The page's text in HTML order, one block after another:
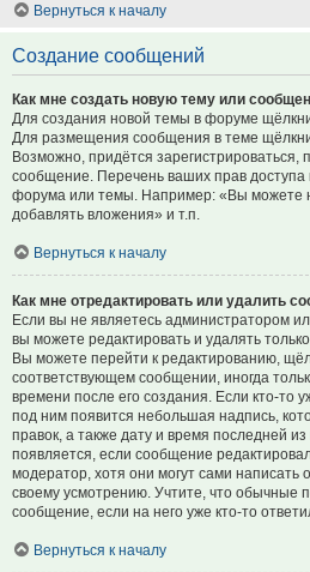
Вернуться к началу
Создание сообщений
Как мне создать новую тему или
Для создания новой темы в форуме
Для размещения сообщения в теме
Возможно, придётся зарегистрироваться,
сообщение. Перечень ваших прав доступа
форума или темы. Например: «Вы можете
добавлять вложения» и т.п.
Вернуться к началу
Как мне отредактировать или удалить
Если вы не являетесь администратором
вы можете редактировать и удалять
Вы можете перейти к редактированию,
соответствующем сообщении, иногда
времени после его создания. Если кто-то
под ним появится небольшая надпись,
правок, а также дату и время последней
появляется, если сообщение
модератор, хотя они могут сами написать
своему усмотрению. Учтите, что обычные
сообщение, если на него уже кто-то
Вернуться к началу